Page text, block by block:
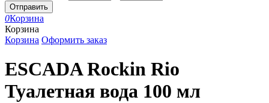
Отправить
0Корзина
Корзина
Корзина Оформить заказ
ESCADA Rockin Rio
Туалетная вода 100 мл